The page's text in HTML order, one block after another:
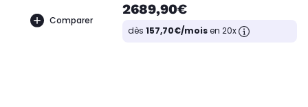
Comparer
2689,90€
dès 157,70€/moisen 20x